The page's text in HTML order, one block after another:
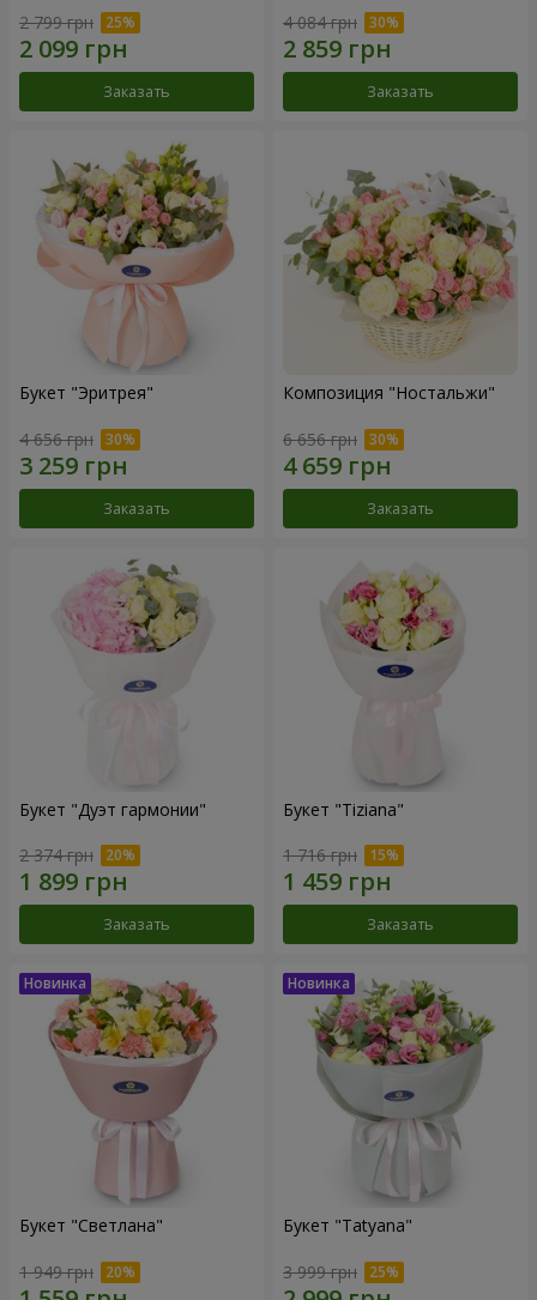
2 799 грн
Заказать
4 084 грн
Заказать
Букет "Эритрея"
4 656 грн
Заказать
Композиция "Ностальжи"
6 656 грн
Заказать
Букет "Дуэт гармонии"
2 374 грн
Заказать
Букет "Tiziana"
1 716 грн
Заказать
Букет "Светлана"
1 949 грн
Букет "Tatyana"
3 999 грн